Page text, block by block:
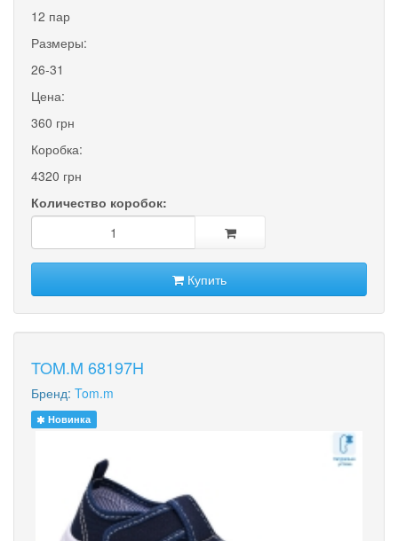
12 пар
Размеры:
26-31
Цена:
360 грн
Коробка:
4320 грн
Количество коробок:
Купить
TOM.M 68197H
Бренд: Tom.m
Новинка